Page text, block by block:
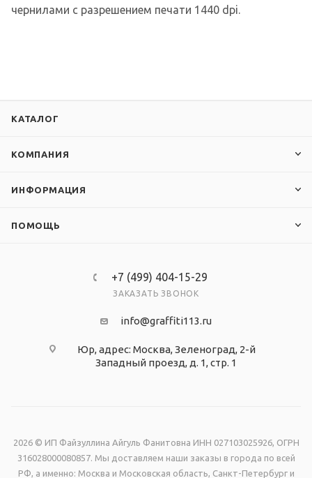
чернилами с разрешением печати 1440 dpi.
КАТАЛОГ
КОМПАНИЯ
ИНФОРМАЦИЯ
ПОМОЩЬ
+7 (499) 404-15-29
ЗАКАЗАТЬ ЗВОНОК
info@graffiti113.ru
Юр, адрес: Москва, Зеленоград, 2-й
Западный проезд, д. 1, стр. 1
2026 © ИП Файзуллина Айгуль Фанитовна ИНН 027103025926, ОГРН
316028000080857. Мы доставляем наши заказы в города по всей
РФ, а именно: Москва и Московская область, Санкт-Петербург и